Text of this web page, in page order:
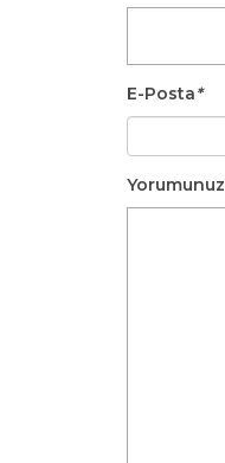
E-Posta*
Yorumunuz